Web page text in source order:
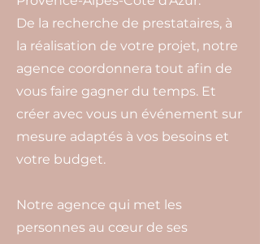
De la recherche de prestataires, à
la réalisation de votre projet, notre
agence coordonnera tout afin de
vous faire gagner du temps. Et
créer avec vous un événement sur
mesure adaptés à vos besoins et
votre budget.
Notre agence qui met les
personnes au cœur de ses